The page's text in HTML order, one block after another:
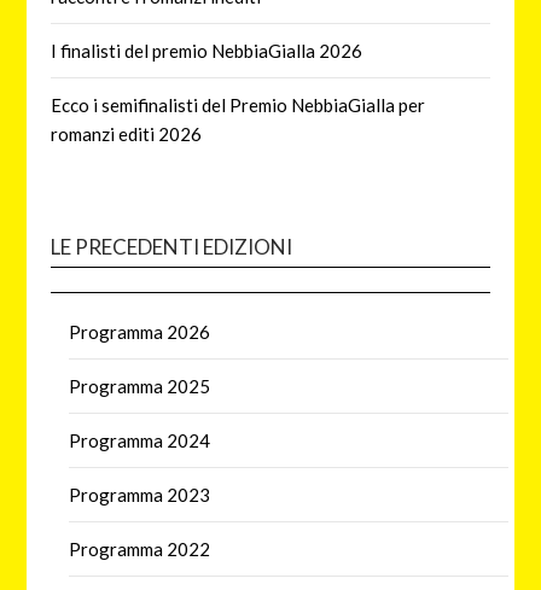
I finalisti del premio NebbiaGialla 2026
Ecco i semifinalisti del Premio NebbiaGialla per
romanzi editi 2026
LE PRECEDENTI EDIZIONI
Programma 2026
Programma 2025
Programma 2024
Programma 2023
Programma 2022